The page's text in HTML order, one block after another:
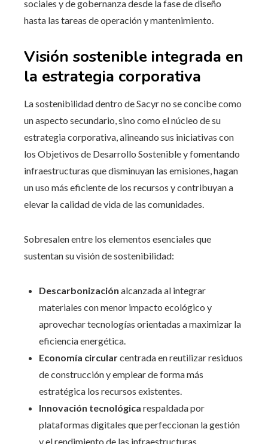
sociales y de gobernanza desde la fase de diseño
hasta las tareas de operación y mantenimiento.
Visión sostenible integrada en
la estrategia corporativa
La sostenibilidad dentro de Sacyr no se concibe como
un aspecto secundario, sino como el núcleo de su
estrategia corporativa, alineando sus iniciativas con
los Objetivos de Desarrollo Sostenible y fomentando
infraestructuras que disminuyan las emisiones, hagan
un uso más eficiente de los recursos y contribuyan a
elevar la calidad de vida de las comunidades.
Sobresalen entre los elementos esenciales que
sustentan su visión de sostenibilidad:
Descarbonización alcanzada al integrar
materiales con menor impacto ecológico y
aprovechar tecnologías orientadas a maximizar la
eficiencia energética.
Economía circularcentrada en reutilizar residuos
de construcción y emplear de forma más
estratégica los recursos existentes.
Innovación tecnológica respaldada por
plataformas digitales que perfeccionan la gestión
y el rendimiento de las infraestructuras.